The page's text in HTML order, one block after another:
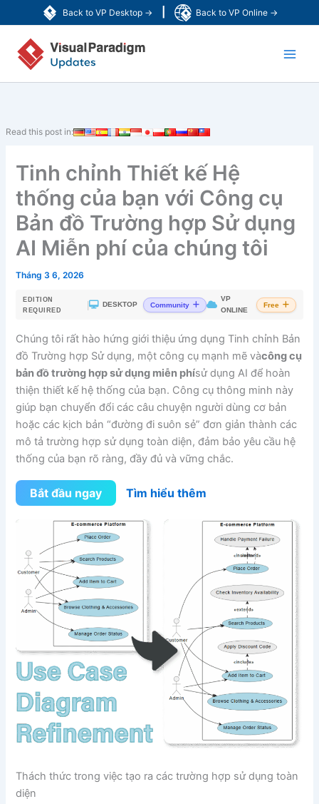
Back to VP Desktop → Back to VP Online →
tới
dung
Read this post in:
Tinh chỉnh Thiết kế Hệ
thống của bạn với Công cụ
Bản đồ Trường hợp Sử dụng
AI Miễn phí của chúng tôi
Tháng 3 6, 2026
EDITION
REQUIRED
| DESKTOP Community
VP
ONLINE
Free
Chúng tôi rất hào hứng giới thiệu ứng dụng Tinh chỉnh Bản
đồ Trường hợp Sử dụng, một công cụ mạnh mẽ vàcông cụ
bản đồ trường hợp sử dụng miễn phísử dụng AI để hoàn
thiện thiết kế hệ thống của bạn. Công cụ thông minh này
giúp bạn chuyển đổi các câu chuyện người dùng cơ bản
hoặc các kịch bản “đường đi suôn sẻ” đơn giản thành các
mô tả trường hợp sử dụng toàn diện, đảm bảo yêu cầu hệ
thống của bạn rõ ràng, đầy đủ và vững chắc.
Bắt đầu ngay Tìm hiểu thêm
Thách thức trong việc tạo ra các trường hợp sử dụng toàn
diện